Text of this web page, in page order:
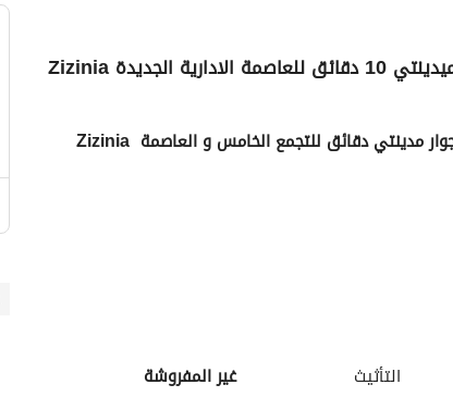
شقتك دلوقتي في قلب مستقبل سيتي بجوار ميدينتي 10 دقائق للعاصمة الادارية الجديدة Zizinia
اسكن دلوقتي في اميز لوكيشن بالمستقبل سيتي بجوار مدينتي دقائق للتجمع الخامس و العاصمة Zizinia
التأثيث
غير المفروشة